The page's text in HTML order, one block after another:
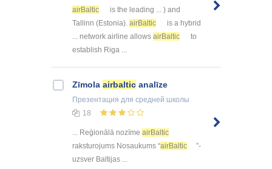
airBaltic
is the leading ... ) and
Tallinn (Estonia). airBaltic
is a hybrid
... network airline allows airBaltic
to
establish Riga ...
Zīmola airbaltic analīze
Презентация для средней школы
18
... Reģionālā nozīme airBaltic
raksturojums Nosaukums “airBaltic
”-
uzsver Baltijas ...